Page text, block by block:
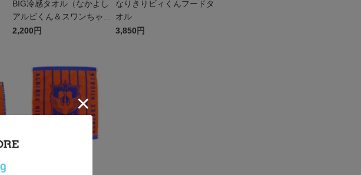
BIG冷感タオル（なかよし
アルビくん＆スワンちゃ
ん）
2,200円
なりきりビィくんフードタ
オル
3,850円